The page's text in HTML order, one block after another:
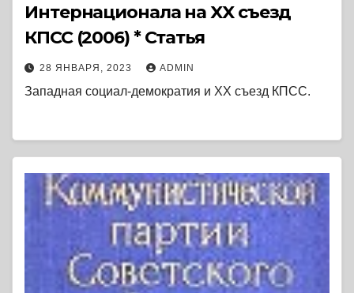
Интернационала на XX съезд
КПСС (2006) * Статья
28 ЯНВАРЯ, 2023 ADMIN
Западная социал-демократия и XX съезд КПСС.